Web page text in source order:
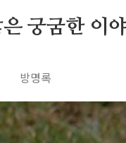
궁굼한 이
방명록